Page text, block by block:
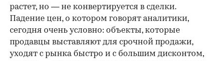
растет, но — не конвертируется в сделки.
Падение цен, о котором говорят аналитики,
сегодня очень условно: объекты, которые
продавцы выставляют для срочной продажи,
уходят с рынка быстро и с большим дисконтом,